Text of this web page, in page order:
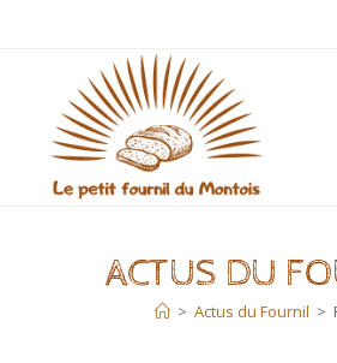
ACTUS DU
> Actus du Fournil >